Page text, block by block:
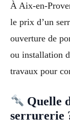
À Aix-en-
le prix d’un
ouverture de
ou installation
travaux pour
Quelle
serrurerie